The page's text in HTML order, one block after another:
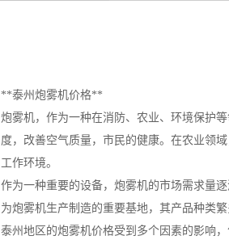
**泰州炮雾机价格**
炮雾机，作为一种在消防、农业、环境保护
度，改善空气质量，市民的健康。在农业领
工作环境。
作为一种重要的设备，炮雾机的市场需求量
为炮雾机生产制造的重要基地，其产品种类繁
泰州地区的炮雾机价格受到多个因素的影响